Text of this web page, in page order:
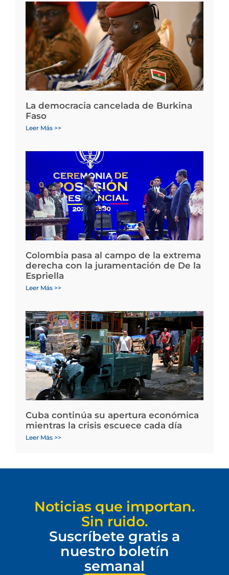
La democracia cancelada de Burkina
Faso
Leer Más >>
Colombia pasa al campo de la extrema
derecha con la juramentación de De la
Espriella
Leer Más >>
Cuba continúa su apertura económica
mientras la crisis escuece cada día
Leer Más >>
Noticias que importan.
Sin ruido.
Suscríbete gratis a
nuestro boletín
semanal